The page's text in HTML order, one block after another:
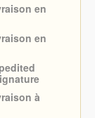
en
en
à